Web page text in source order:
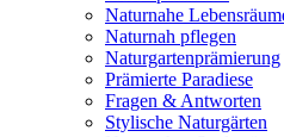
Naturnahe
Naturnah pflegen
Naturgartenprämierung
Prämierte Paradiese
Fragen & Antworten
Stylische Naturgärten